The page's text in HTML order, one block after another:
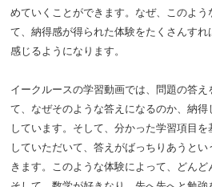
めていくことができます。なぜ、このよう
て、納得感が得られた体験をたくさんすれ
感じるようになります。
イークルースの学習動画では、問題の答え
て、なぜそのような答えになるのか、納
しています。そして、分かった学習項目
していただいて、答えがばっちりあうと
きます。このような体験によって、どんど